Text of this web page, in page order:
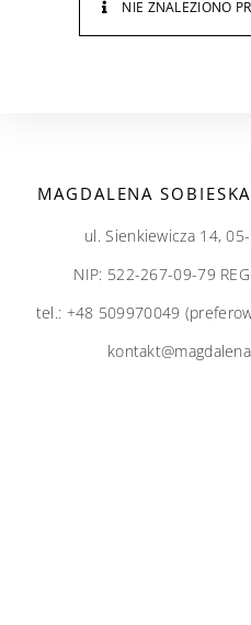
NIE ZNALEZIONO
MAGDALENA
ul. Sienkiewicza 14,
NIP: 522-267-09-79
tel.: +48 509970049